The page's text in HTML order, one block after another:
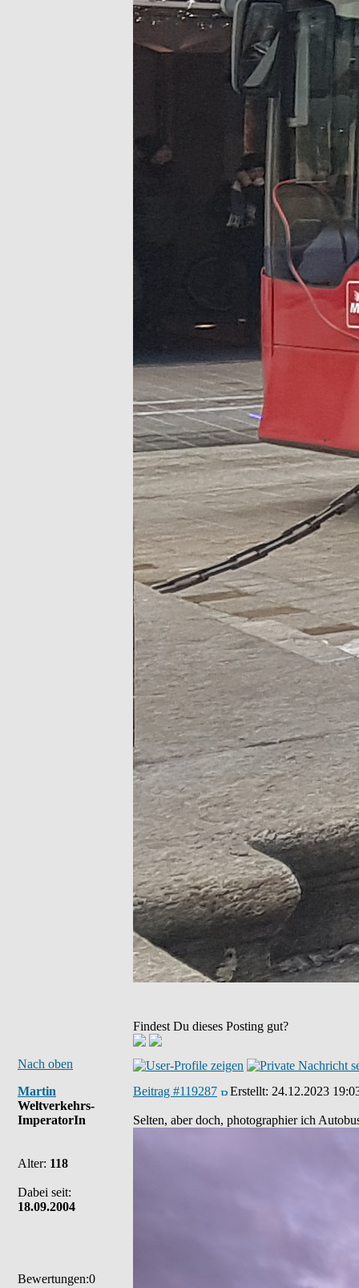
Findest Du dieses Posting gut?
Nach oben
Martin
Weltverkehrs-
ImperatorIn
Alter: 118
Dabei seit:
18.09.2004
Bewertungen:0
Beitrag #119287 Erstellt: 24.12.2023
Selten, aber doch, photographier ich